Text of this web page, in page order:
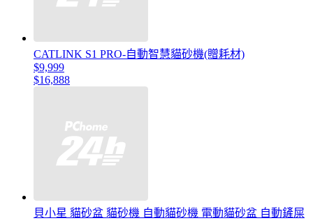
CATLINK S1 PRO-自動智慧貓砂機(贈耗材)
$9,999
$16,888
貝小星 貓砂盆 貓砂機 自動貓砂機 電動貓砂盆 自動鏟屎